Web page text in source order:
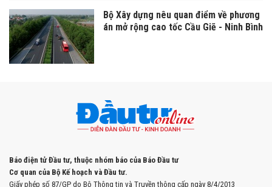
Bộ Xây dựng nêu quan điểm về phương
án mở rộng cao tốc Cầu Giẽ - Ninh Bình
Báo điện tử Đầu tư, thuộc nhóm báo của Báo Đầu tư
Cơ quan của Bộ Kế hoạch và Đầu tư.
Giấy phép số 87/GP do Bộ Thông tin và Truyền thông cấp ngày 8/4/2013